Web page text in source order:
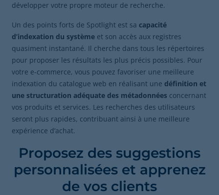
développer votre propre moteur de recherche.
Un des points forts de Spotlight est sa capacité
d’indexation du système et son accès aux registres
quasiment instantané. Il cherche dans tous les répertoires
pour proposer les résultats les plus précis possibles. Pour
votre e-commerce, vous pouvez favoriser une meilleure
indexation du catalogue web en réalisant une définition et
une structuration adéquate des métadonnées concernant
vos produits et services. Les recherches des utilisateurs
seront plus rapides, contribuant ainsi à une meilleure
expérience d’achat.
Proposez des suggestions
personnalisées et apprenez
de vos clients